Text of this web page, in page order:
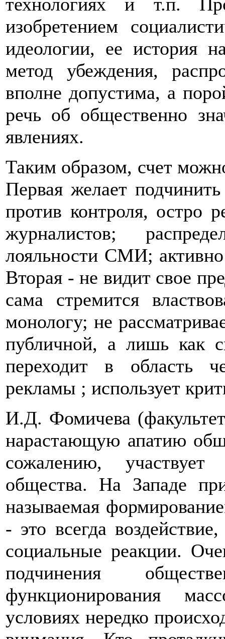
изобретением
идеологии, ее история
метод убеждения,
вполне допустима, а
речь об общественно
явлениях.
Таким образом, счет
Первая желает
против контроля, остро
журналистов;
лояльности СМИ;
Вторая - не видит свое
сама стремится
монологу; не
публичной, а лишь как
переходит в область
рекламы ; использует
И.Д. Фомичева
нарастающую апатию
сожалению,
общества. На Западе
называемая
- это всегда
социальные реакции.
подчинения
функционирования
условиях нередко